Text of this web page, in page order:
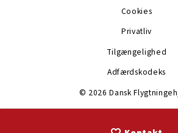
© 2026 Dansk
Cookies
Privatliv
Tilgængelighed
Adfærdskodeks